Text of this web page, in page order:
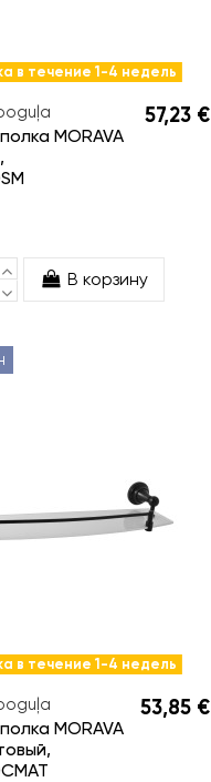
в течение 1-4 недель
MORAVA
57,23 €
В корзину
в течение 1-4 недель
MORAVA
53,85 €